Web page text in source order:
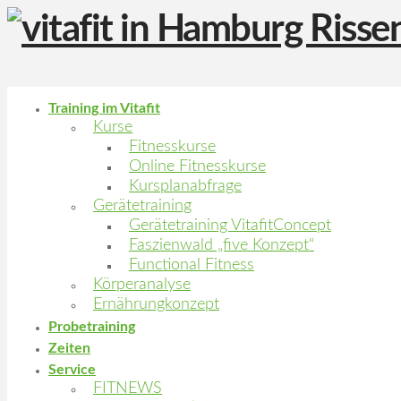
Training im Vitafit
Kurse
Fitnesskurse
Online Fitnesskurse
Kursplanabfrage
Gerätetraining
Gerätetraining VitafitConcept
Faszienwald „five Konzept“
Functional Fitness
Körperanalyse
Ernährungkonzept
Probetraining
Zeiten
Service
FITNEWS